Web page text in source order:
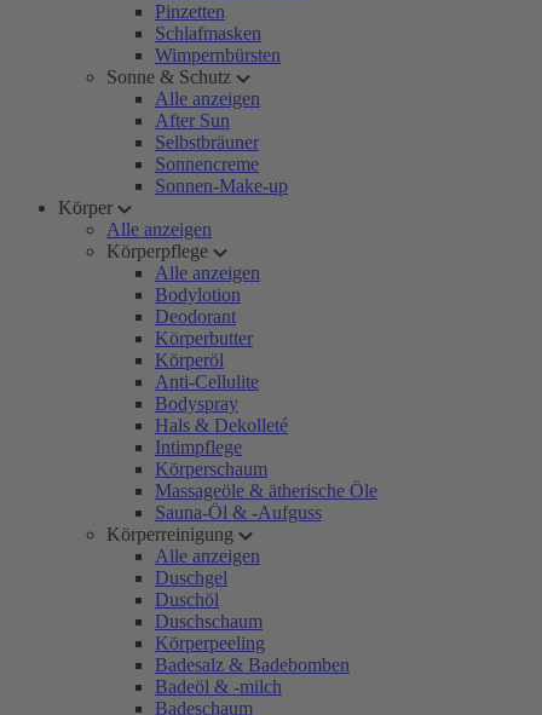
Pinzetten
Schlafmasken
Wimpernbürsten
Sonne & Schutz
Alle anzeigen
After Sun
Selbstbräuner
Sonnencreme
Sonnen-Make-up
Körper
Alle anzeigen
Körperpflege
Alle anzeigen
Bodylotion
Deodorant
Körperbutter
Körperöl
Anti-Cellulite
Bodyspray
Hals & Dekolleté
Intimpflege
Körperschaum
Massageöle & ätherische Öle
Sauna-Öl & -Aufguss
Körperreinigung
Alle anzeigen
Duschgel
Duschöl
Duschschaum
Körperpeeling
Badesalz & Badebomben
Badeöl & -milch
Badeschaum